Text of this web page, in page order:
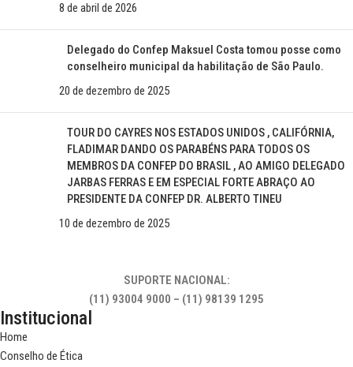
8 de abril de 2026
Delegado do Confep Maksuel Costa tomou posse como
conselheiro municipal da habilitação de São Paulo.
20 de dezembro de 2025
TOUR DO CAYRES NOS ESTADOS UNIDOS , CALIFÓRNIA,
FLADIMAR DANDO OS PARABÉNS PARA TODOS OS
MEMBROS DA CONFEP DO BRASIL , AO AMIGO DELEGADO
JARBAS FERRAS E EM ESPECIAL FORTE ABRAÇO AO
PRESIDENTE DA CONFEP DR. ALBERTO TINEU
10 de dezembro de 2025
SUPORTE NACIONAL:
(11) 93004 9000 – (11) 98139 1295
Institucional
Home
Conselho de Ética